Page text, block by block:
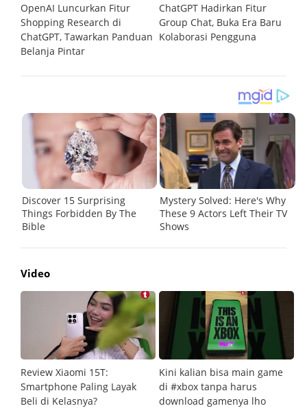
OpenAI Luncurkan Fitur
Shopping Research di
ChatGPT, Tawarkan Panduan
Belanja Pintar
ChatGPT Hadirkan Fitur
Group Chat, Buka Era Baru
Kolaborasi Pengguna
Video
Review Xiaomi 15T:
Smartphone Paling Layak
Beli di Kelasnya?
Kini kalian bisa main game
di #xbox tanpa harus
download gamenya lho